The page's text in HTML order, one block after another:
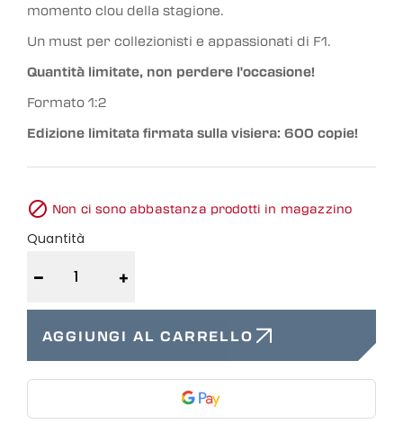
momento clou della stagione.
Un must per collezionisti e appassionati di F1.
Quantità limitate, non perdere l'occasione!
Formato 1:2
Edizione limitata firmata sulla visiera: 600 copie!
 Non ci sono abbastanza prodotti in magazzino
Quantità
− +
AGGIUNGI AL CARRELLO